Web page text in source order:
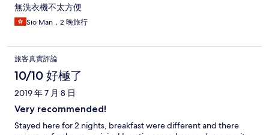
無洗衣機不太方便
Sio Man，2 晚旅行
旅客真實評論
10/10 好極了
2019 年 7 月 8 日
Very recommended!
Stayed here for 2 nights, breakfast were different and there